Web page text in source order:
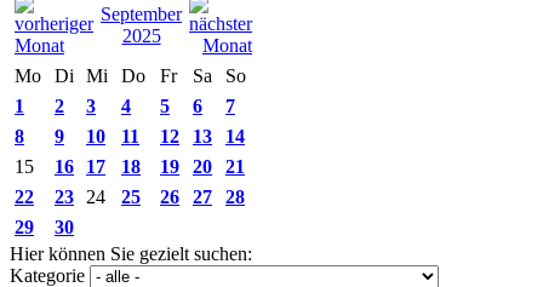
September
2025
Mo
Di Mi Do Fr Sa
So
1
2 3 4 5 6
7
8
9 10 11 12 13
14
15
16 17 18 19 20
21
22
23 24 25 26 27
28
29
30
Hier können Sie gezielt suchen:
Kategorie